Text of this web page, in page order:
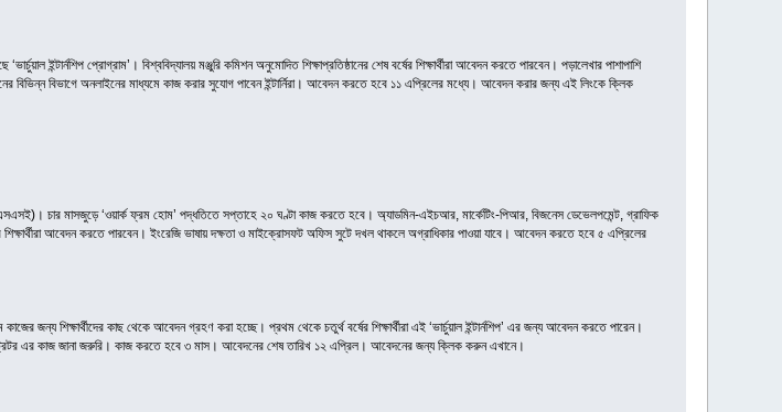
ইন্টার্নশিপ প্রোগ্রাম’। বিশ্ববিদ্যালয় মঞ্জুরি কমিশন অনুমোদিত শিক্ষাপ্রতিষ্ঠানের শেষ বর্ষের শিক্ষার্থীরা আবেদন করতে পারবেন। পড়ালেখার পাশাপাশি
বিভিন্ন বিভাগে অনলাইনের মাধ্যমে কাজ করার সুযোগ পাবেন ইন্টার্নিরা। আবেদন করতে হবে ১১ এপ্রিলের মধ্যে। আবেদন করার জন্য এই লিংকে ক্লিক
চার মাসজুড়ে ‘ওয়ার্ক ফ্রম হোম’ পদ্ধতিতে সপ্তাহে ২০ ঘণ্টা কাজ করতে হবে। অ্যাডমিন-এইচআর, মার্কেটিং-পিআর, বিজনেস ডেভেলপমেন্ট, গ্রাফিক
আবেদন করতে পারবেন। ইংরেজি ভাষায় দক্ষতা ও মাইক্রোসফট অফিস সুটে দখল থাকলে অগ্রাধিকার পাওয়া যাবে। আবেদন করতে হবে ৫ এপ্রিলের
জন্য শিক্ষার্থীদের কাছ থেকে আবেদন গ্রহণ করা হচ্ছে। প্রথম থেকে চতুর্থ বর্ষের শিক্ষার্থীরা এই ‘ভার্চুয়াল ইন্টার্নশিপ’ এর জন্য আবেদন করতে পারেন।
এর কাজ জানা জরুরি। কাজ করতে হবে ৩ মাস। আবেদনের শেষ তারিখ ১২ এপ্রিল। আবেদনের জন্য ক্লিক করুন এখানে।